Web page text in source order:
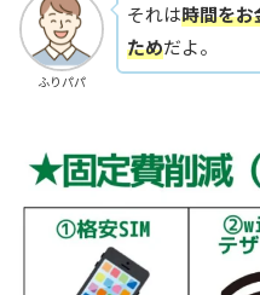
ふりパパ
それは時間をお
ためだよ。